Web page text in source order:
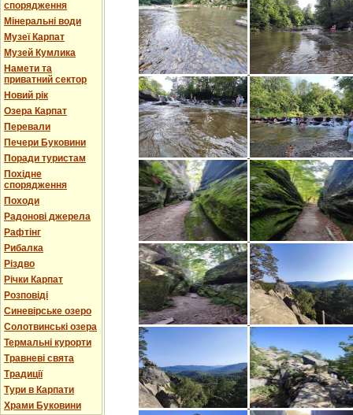
спорядження
Мінеральні води
Музеї Карпат
Музей Кумлика
Намети та
приватний сектор
Новий рік
Озера Карпат
Перевали
Печери Буковини
Поради туристам
Похідне
спорядження
Походи
Радонові джерела
Рафтінг
Рибалка
Різдво
Річки Карпат
Розповіді
Синевірське озеро
Солотвинські озера
Термальні курорти
Травневі свята
Традиції
Тури в Карпати
Храми Буковини